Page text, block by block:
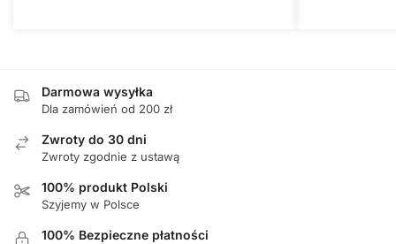
Darmowa wysyłka
Dla zamówień od 200 zł
Zwroty do 30 dni
Zwroty zgodnie z ustawą
100% produkt Polski
Szyjemy w Polsce
100% Bezpieczne płatności